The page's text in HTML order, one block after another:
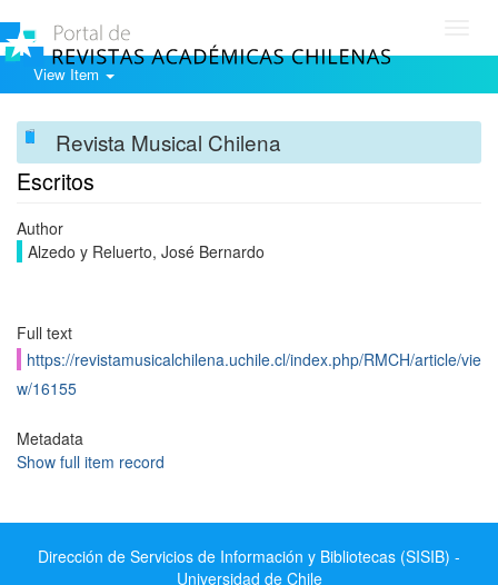
View Item
Revista Musical Chilena
Escritos
Author
Alzedo y Reluerto, José Bernardo
Full text
https://revistamusicalchilena.uchile.cl/index.php/RMCH/article/vie
w/16155
Metadata
Show full item record
Dirección de Servicios de Información y Bibliotecas (SISIB) -
Universidad de Chile